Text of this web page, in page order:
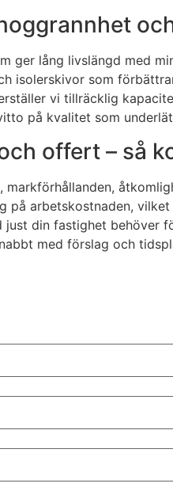
ger lång livslängd med
isolerskivor som
vi tillräcklig
på kvalitet som
offert – så
markförhållanden,
på arbetskostnaden,
din fastighet behöver
med förslag och